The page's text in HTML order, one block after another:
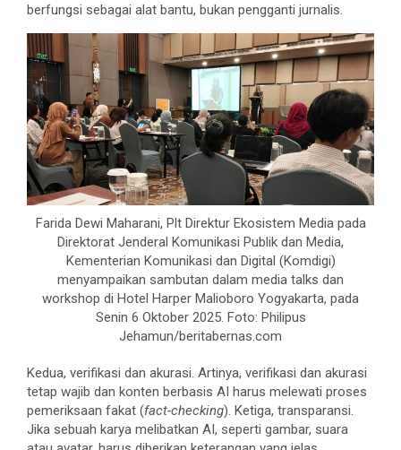
berfungsi sebagai alat bantu, bukan pengganti jurnalis.
Farida Dewi Maharani, Plt Direktur Ekosistem Media pada
Direktorat Jenderal Komunikasi Publik dan Media,
Kementerian Komunikasi dan Digital (Komdigi)
menyampaikan sambutan dalam media talks dan
workshop di Hotel Harper Malioboro Yogyakarta, pada
Senin 6 Oktober 2025. Foto: Philipus
Jehamun/beritabernas.com
Kedua, verifikasi dan akurasi. Artinya, verifikasi dan akurasi
tetap wajib dan konten berbasis AI harus melewati proses
pemeriksaan fakat (fact-checking). Ketiga, transparansi.
Jika sebuah karya melibatkan AI, seperti gambar, suara